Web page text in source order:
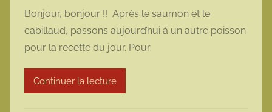
r
m
a
r
m
Bonjour, bonjour !! Après le saumon et le
cabillaud, passons aujourd’hui à un autre poisson
pour la recette du jour. Pour
Continuer la lecture